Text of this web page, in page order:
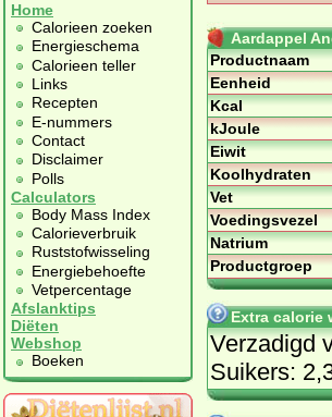
Home
Calorieen zoeken
Energieschema
Calorieen teller
Links
Recepten
E-nummers
Contact
Disclaimer
Polls
Calculators
Body Mass Index
Calorieverbruik
Ruststofwisseling
Energiebehoefte
Vetpercentage
Afslanktips
Diëten
Webshop
Boeken
Aardappel
Productnaam
Eenheid
Kcal
kJoule
Eiwit
Koolhydraten
Vet
Voedingsvezel
Natrium
Productgroep
Extra calorie
Verzadigd
Suikers: